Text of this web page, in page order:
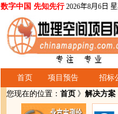
数字中国 先知先行 2026年8月6日
首页 项目预告 招标
您现在的位置： 首页 》 解决方案